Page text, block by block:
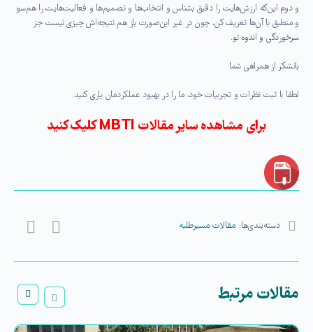
و دوم این‌که ارزش‌هایت را دقیق بشناس و انتخاب‌ها و تصمیم‌ها و فعالیت‌هایت را هم‌سو
و منطبق با آن‌ها تعریف کن، چون در غیر این‌صورت باز هم نتیجه‌اش چیزی نیست جز
سرخوردگی و اندوه تو.
باتشکر از همراهی شما
لطفا با ثبت نظرات و تجربیات خود، ما را در بهبود عملکردمان یاری کنید.
برای مشاهده سایر مقالات MBTI کلیک کنید
دسته‌بندی‌ها: مقالات مسیرطلبه
مقالات مرتبط